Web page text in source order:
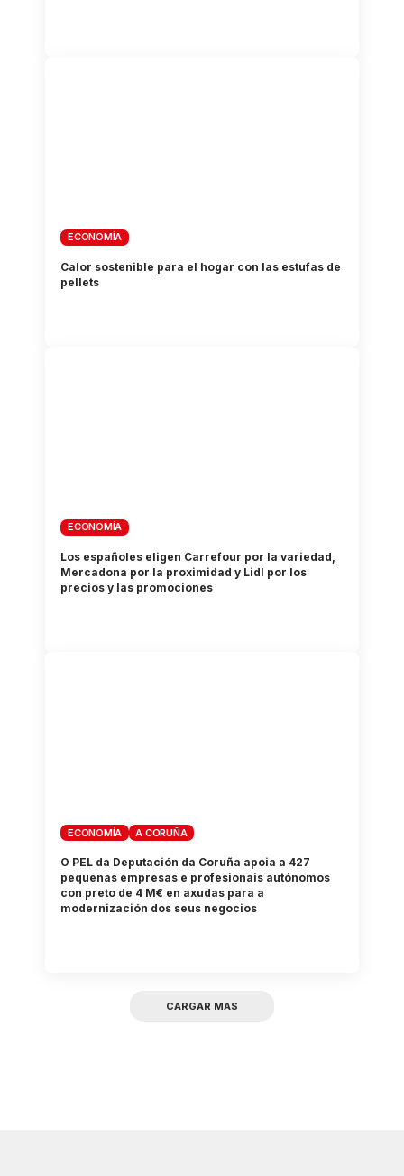
ECONOMÍA
Calor sostenible para el hogar con las estufas de
pellets
ECONOMÍA
Los españoles eligen Carrefour por la variedad,
Mercadona por la proximidad y Lidl por los
precios y las promociones
ECONOMÍA A CORUÑA
O PEL da Deputación da Coruña apoia a 427
pequenas empresas e profesionais autónomos
con preto de 4 M€ en axudas para a
modernización dos seus negocios
CARGAR MAS